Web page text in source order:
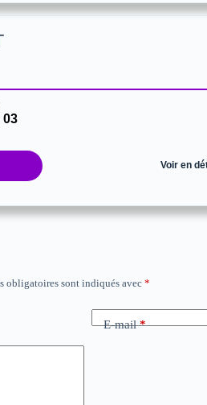
03
Voir en
obligatoires sont indiqués avec*
E-mail*